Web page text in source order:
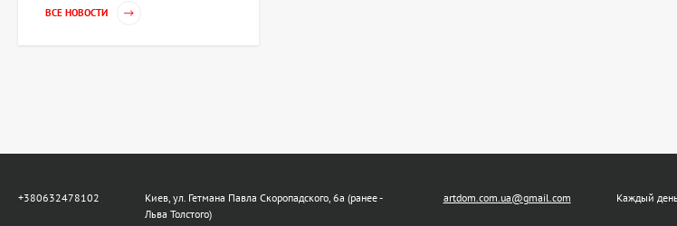
359 600 UAH
ВСЕ НОВОСТИ
+380632478102
Киев, ул. Гетмана Павла Скоропадского, 6а (ранее -
Льва Толстого)
artdom.com.ua@gmail.com Каждый